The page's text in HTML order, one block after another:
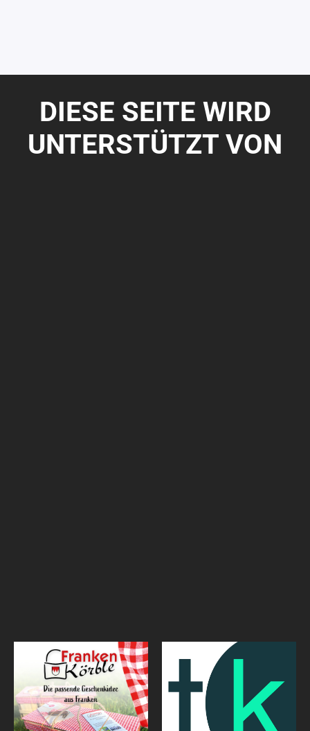
DIESE SEITE WIRD
UNTERSTÜTZT VON